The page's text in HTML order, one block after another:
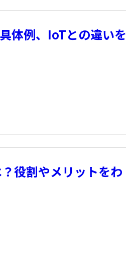
体例、IoTとの違いを
役割やメリットをわ